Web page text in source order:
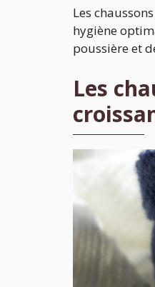
Les
hygiène
poussière et
Les